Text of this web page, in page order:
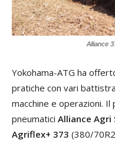
Alliance
Yokohama-ATG ha
pratiche con vari
macchine e operazioni.
pneumatici Alliance Agri
Agriflex+ 373 (380/